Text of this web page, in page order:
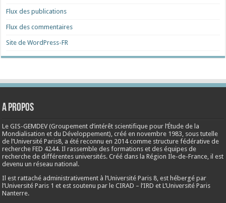
Flux des publications
Flux des commentaires
Site de WordPress-FR
A propos
Le GIS-GEMDEV (Groupement d’intérêt scientifique pour l’Étude de la
Mondialisation et du Développement), créé ennovembre 1983 , sous tutelle
de l’Université Paris8, a été reconnu en 2014 comme structure fédérative de
recherche FED 4244. Il rassemble des formations et des équipes de
recherche de différentes universités. Créé dans la Région Ile-de-France, il est
devenu un réseau national.
Il est rattaché administrativement à l’Université Paris 8, est hébergé par
l’Université Paris 1 et est soutenu par le CIRAD – l’IRD et L’Université Paris
Nanterre.